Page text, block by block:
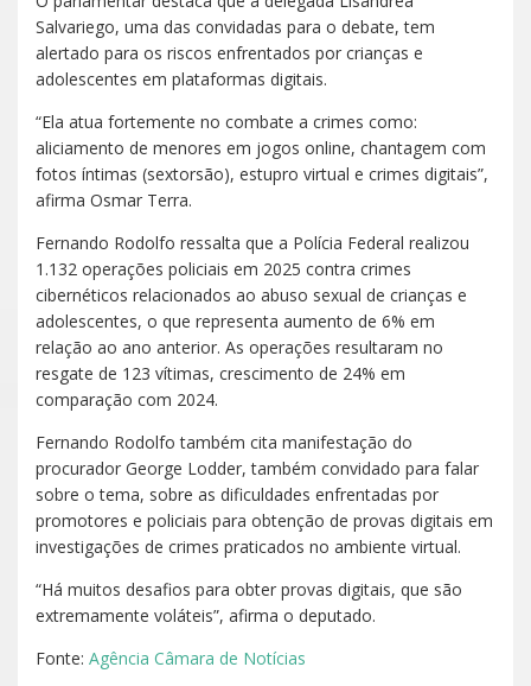
Salvariego, uma das convidadas para o debate, tem
alertado para os riscos enfrentados por crianças e
adolescentes em plataformas digitais.
“Ela atua fortemente no combate a crimes como:
aliciamento de menores em jogos online, chantagem com
fotos íntimas (sextorsão), estupro virtual e crimes digitais”,
afirma Osmar Terra.
Fernando Rodolfo ressalta que a Polícia Federal realizou
1.132 operações policiais em 2025 contra crimes
cibernéticos relacionados ao abuso sexual de crianças e
adolescentes, o que representa aumento de 6% em
relação ao ano anterior. As operações resultaram no
resgate de 123 vítimas, crescimento de 24% em
comparação com 2024.
Fernando Rodolfo também cita manifestação do
procurador George Lodder, também convidado para falar
sobre o tema, sobre as dificuldades enfrentadas por
promotores e policiais para obtenção de provas digitais em
investigações de crimes praticados no ambiente virtual.
“Há muitos desafios para obter provas digitais, que são
extremamente voláteis”, afirma o deputado.
Fonte: Agência Câmara de Notícias